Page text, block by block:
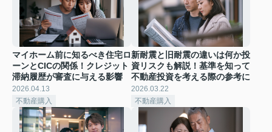
マイホーム前に知るべき住宅ロ
ーンとCICの関係！クレジット
滞納履歴が審査に与える影響
2026.04.13
不動産購入
新耐震と旧耐震の違いは何か投
資リスクも解説！基準を知って
不動産投資を考える際の参考に
2026.03.22
不動産購入